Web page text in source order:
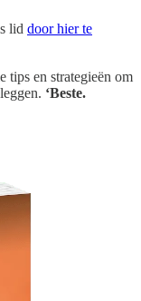
lid door hier te
tips en strategieën om
‘Beste.